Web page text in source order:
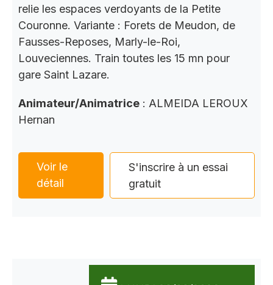
relie les espaces verdoyants de la Petite
Couronne. Variante : Forets de Meudon, de
Fausses-Reposes, Marly-le-Roi,
Louveciennes. Train toutes les 15 mn pour
gare Saint Lazare.
Animateur/Animatrice : ALMEIDA LEROUX
Hernan
Voir le
détail
S'inscrire à un essai
gratuit